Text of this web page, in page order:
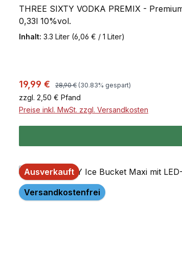
THREE SIXTY VODKA PREMIX -
0,33l 10%vol.
Inhalt: 3.3 Liter (6,06 € / 1 Liter)
Verkaufspreis:
19,99 € Regulärer Preis:
28,90 € (30.83% gespart)
zzgl. 2,50 € Pfand
Preise inkl. MwSt. zzgl. Versandkosten
Ausverkauft
Versandkostenfrei